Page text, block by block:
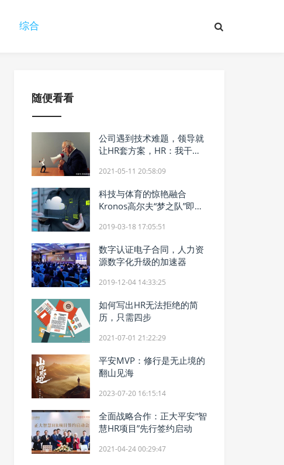
综合
随便看看
公司遇到技术难题，领导就
让HR套方案，HR：我干不
2021-05-11 20:58:09
科技与体育的惊艳融合
Kronos高尔夫“梦之队”即将
2019-03-18 17:05:51
数字认证电子合同，人力资
源数字化升级的加速器
2019-12-04 14:33:25
如何写出HR无法拒绝的简
历，只需四步
2021-07-01 21:22:29
平安MVP：修行是无止境的
翻山见海
2023-07-20 16:15:14
全面战略合作：正大平安“智
慧HR项目”先行签约启动
2021-04-24 00:29:47